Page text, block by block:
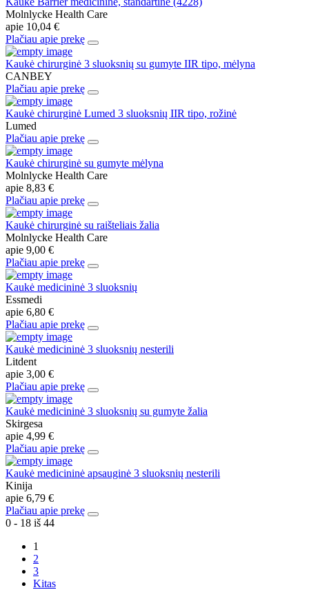
Molnlycke Health Care
apie 10,04 €
Plačiau apie prekę
Kaukė chirurginė 3 sluoksnių su gumyte IIR tipo, mėlyna
CANBEY
Plačiau apie prekę
Kaukė chirurginė Lumed 3 sluoksnių IIR tipo, rožinė
Lumed
Plačiau apie prekę
Kaukė chirurginė su gumyte mėlyna
Molnlycke Health Care
apie 8,83 €
Plačiau apie prekę
Kaukė chirurginė su raišteliais žalia
Molnlycke Health Care
apie 9,00 €
Plačiau apie prekę
Kaukė medicininė 3 sluoksnių
Essmedi
apie 6,80 €
Plačiau apie prekę
Kaukė medicininė 3 sluoksnių nesterili
Litdent
apie 3,00 €
Plačiau apie prekę
Kaukė medicininė 3 sluoksnių su gumyte žalia
Skirgesa
apie 4,99 €
Plačiau apie prekę
Kaukė medicininė apsauginė 3 sluoksnių nesterili
Kinija
apie 6,79 €
Plačiau apie prekę
0 - 18 iš 44
1
2
3
Kitas